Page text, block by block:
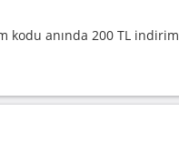
kodu anında 200 TL indirim